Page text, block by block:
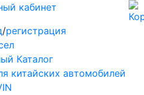
кабинет
/регистрация
Каталог
китайских автомобилей